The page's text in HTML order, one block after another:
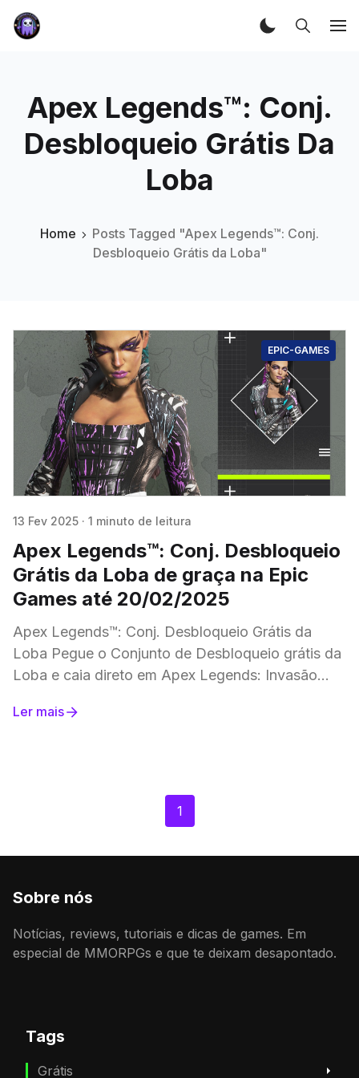
Apex Legends™: Conj.
Desbloqueio Grátis Da
Loba
Home
Posts Tagged "Apex Legends™: Conj.
Desbloqueio Grátis da Loba"
EPIC-GAMES
13 Fev 2025 · 1 minuto de leitura
Apex Legends™: Conj. Desbloqueio
Grátis da Loba de graça na Epic
Games até 20/02/2025
Apex Legends™: Conj. Desbloqueio Grátis da
Loba Pegue o Conjunto de Desbloqueio grátis da
Loba e caia direto em Apex Legends: Invasão
Ler mais
1
Sobre nós
Notícias, reviews, tutoriais e dicas de games. Em
especial de MMORPGs e que te deixam desapontado.
Tags
Grátis